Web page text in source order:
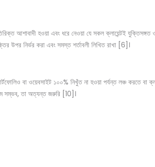
আশাবাদী হওয়া এবং ধরে নেওয়া যে সকল ক্লায়েন্টই যুক্তিসঙ্গত ও
উপর নির্ভর করা এবং সমস্ত শর্তাবলী লিখিত রাখা [6]।
বা ওয়েবসাইট ১০০% নিখুঁত না হওয়া পর্যন্ত লঞ্চ করতে
সম্ভব, তা অত্যন্ত জরুরি [10]।